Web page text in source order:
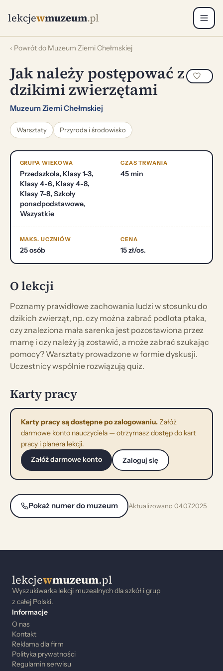
lekcjewmuzeum.pl
‹ Powrót do Muzeum Ziemi Chełmskiej
Jak należy postępować z
dzikimi zwierzętami
Muzeum Ziemi Chełmskiej
Warsztaty Przyroda i środowisko
GRUPA WIEKOWA
Przedszkola, Klasy 1-3,
Klasy 4-6, Klasy 4-8,
Klasy 7-8, Szkoły
ponadpodstawowe,
Wszystkie
CZAS TRWANIA
45 min
MAKS. UCZNIÓW
25 osób
CENA
15 zł/os.
O lekcji
Poznamy prawidłowe zachowania ludzi w stosunku do
dzikich zwierząt, np. czy można zabrać podlota ptaka,
czy znaleziona mała sarenka jest pozostawiona przez
mamę i czy należy ją zostawić, a może zabrać szukając
pomocy? Warsztaty prowadzone w formie dyskusji.
Uczestnicy wspólnie rozwiązują quiz.
Karty pracy
Karty pracy są dostępne po zalogowaniu.Załóż
darmowe konto nauczyciela — otrzymasz dostęp do kart
pracy i planera lekcji.
Załóż darmowe konto
Zaloguj się
Pokaż numer do muzeum Aktualizowano 04.07.2025
lekcjewmuzeum.pl
Wyszukiwarka lekcji muzealnych dla szkół i grup
z całej Polski.
Informacje
O nas
Kontakt
Reklama dla firm
Polityka prywatności
Regulamin serwisu